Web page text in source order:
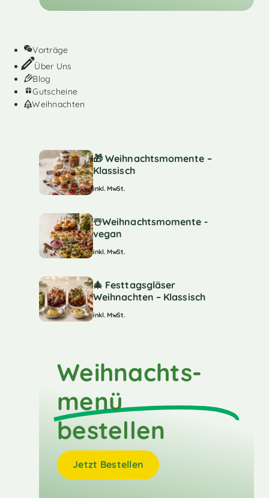
Vorträge
Über Uns
Blog
Gutscheine
Weihnachten
🎁 Weihnachtsmomente –
Klassisch
inkl. MwSt.
☃️Weihnachtsmomente -
vegan
inkl. MwSt.
🎄 Festtagsgläser
Weihnachten – Klassisch
inkl. MwSt.
Weihnachts-
menü
bestellen
Jetzt Bestellen